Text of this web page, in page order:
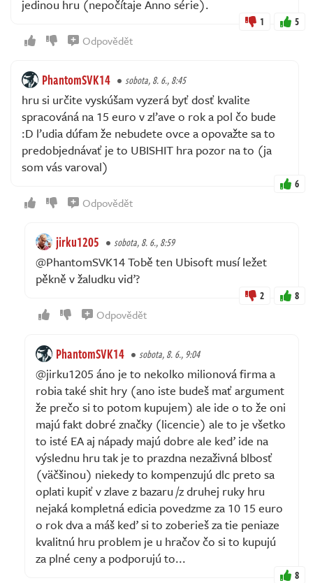
jedinou hru (nepočítaje Anno série).
1 5
Odpovědět
PhantomSVK14 sobota, 8. 6., 8:45
hru si určite vyskúšam vyzerá byť dosť kvalite
spracováná na 15 euro v zľave o rok a pol čo bude
:D ľudia dúfam že nebudete ovce a opovažte sa to
predobjednávať je to UBISHIT hra pozor na to (ja
som vás varoval)
6
Odpovědět
jirku1205 sobota, 8. 6., 8:59
@PhantomSVK14 Tobě ten Ubisoft musí ležet
pěkně v žaludku viď?
2 8
Odpovědět
PhantomSVK14 sobota, 8. 6., 9:04
@jirku1205 áno je to nekolko milionová firma a
robia také shit hry (ano iste budeš mať argument
že prečo si to potom kupujem) ale ide o to že oni
majú fakt dobré značky (licencie) ale to je všetko
to isté EA aj nápady majú dobre ale keď ide na
výslednu hru tak je to prazdna nezaživná blbosť
(väčšinou) niekedy to kompenzujú dlc preto sa
oplati kupiť v zlave z bazaru /z druhej ruky hru
nejaká kompletná edicia povedzme za 10 15 euro
o rok dva a máš keď si to zoberieš za tie peniaze
kvalitnú hru problem je u hračov čo si to kupujú
za plné ceny a podporujú to...
8